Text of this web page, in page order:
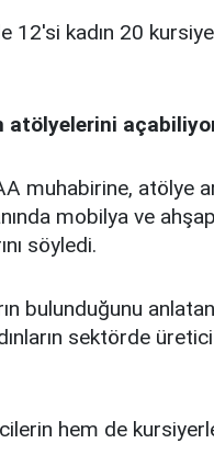
12'si kadın 20
atölyelerini
muhabirine, atölye
mobilya ve
söyledi.
bulunduğunu
sektörde
hem de